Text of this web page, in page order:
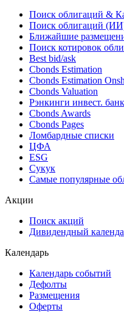
Поиск облигаций &
Поиск облигаций
Ближайшие
Поиск котировок
Best bid/ask
Cbonds Estimation
Cbonds Estimation
Cbonds Valuation
Рэнкинги инвест.
Cbonds Awards
Cbonds Pages
Ломбардные списки
ЦФА
ESG
Сукук
Самые популярные
Акции
Поиск акций
Дивидендный
Календарь
Календарь событий
Дефолты
Размещения
Оферты